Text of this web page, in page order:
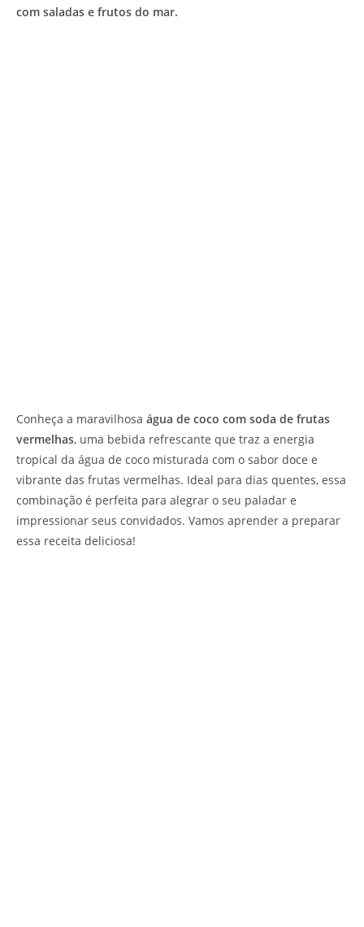
com saladas e frutos do mar.
Conheça a maravilhosa água de coco com soda de frutas
vermelhas, uma bebida refrescante que traz a energia
tropical da água de coco misturada com o sabor doce e
vibrante das frutas vermelhas. Ideal para dias quentes, essa
combinação é perfeita para alegrar o seu paladar e
impressionar seus convidados. Vamos aprender a preparar
essa receita deliciosa!